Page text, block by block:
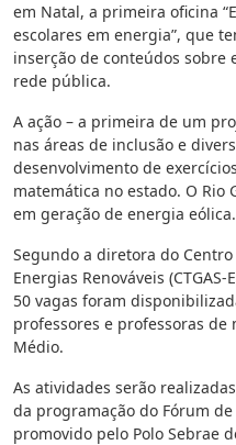
em Natal, a primeira oficina
escolares em energia”, que
inserção de conteúdos sobre
rede pública.
A ação – a primeira de um
nas áreas de inclusão e
desenvolvimento de
matemática no estado. O
em geração de energia eólica.
Segundo a diretora do
Energias Renováveis
50 vagas foram
professores e professoras de
Médio.
As atividades serão
da programação do Fórum
promovido pelo Polo Sebrae